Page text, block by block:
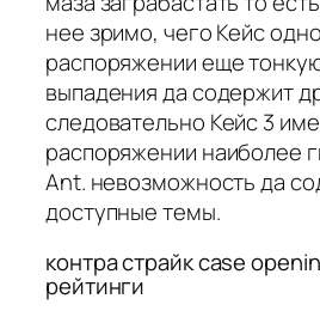
нее зримо, чего Кейс
распоряжении еще
выпадения да содержит
следовательно Кейс 3
распоряжении наиболее
Ant. невозможность да
доступные темы.
контра страйк case
рейтинги